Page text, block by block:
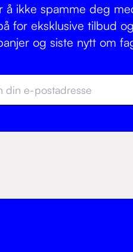
å ikke spamme deg
for eksklusive tilbud
og siste nytt om